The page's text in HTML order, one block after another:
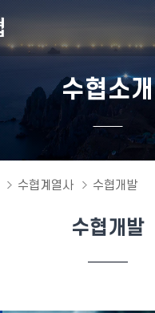
수협소개
수협계열사 수협개발
수협개발